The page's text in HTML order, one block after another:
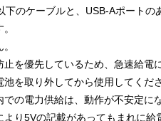
下のケーブルと、USB-Aポートの
を優先しているため、急速給電
を取り外してから使用してくだ
の電力供給は、動作が不安定に
り5Vの記載があってもまれに給